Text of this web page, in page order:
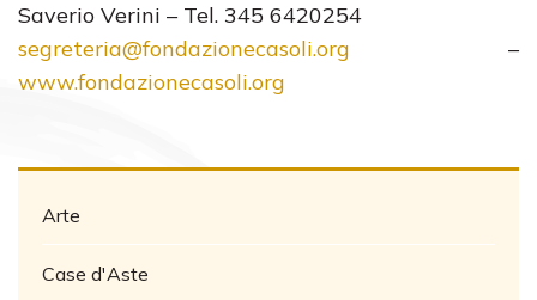
Saverio Verini – Tel. 345 6420254
segreteria@fondazionecasoli.org –
www.fondazionecasoli.org
Arte
Case d'Aste